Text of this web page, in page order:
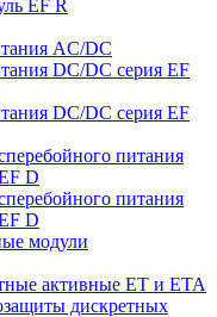
EF R
AC/DC
DC/DC серия EF
DC/DC серия EF
питания
D
питания
D
модули
активные ET и ETA
дискретных